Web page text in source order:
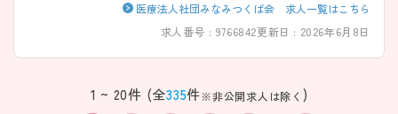
医療法人社団みなみつくば会 求人一覧はこちら
求人番号 : 9766842更新日 : 2026年6月8日
1 ~ 20件 (全335件※非公開求人は除く )